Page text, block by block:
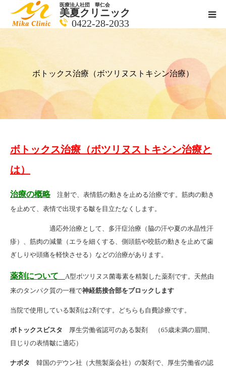
医療法人社団 華仁会
美夏クリニック
0422-28-2033
ボトックス治療（ボツリヌストキシン治療）
ボトックス治療（ボツリヌストキシン治療と
は）
治療の概略注射で、表情筋の動きを止める治療です。筋肉の動き
を止めて、表情で出現する皺を目立たなくします。
適応外治療として、多汗症治療（脇の汗や夏の水晶性汗
疹）、筋肉の減量（エラを細くする、側頭筋や咬筋の動きを止めて歯
ぎしりや頭痛を軽快させる）などの治療があります。
薬剤について A型ボツリヌス菌毒素を精製した薬剤です。 天然由
来のタンパク質の一種で神経筋接合部をブロックします
当院で使用している製剤は2剤です。どちらも自費診療です。
ボトックスビスタ 厚生労働省認可のある製剤 （65歳未満の眉間、
目じりの表情皺に適応）
ナボタ 韓国のデウン社（大熊製薬会社）の製剤で、厚生労働省の認
診療科目
クリニックの紹介